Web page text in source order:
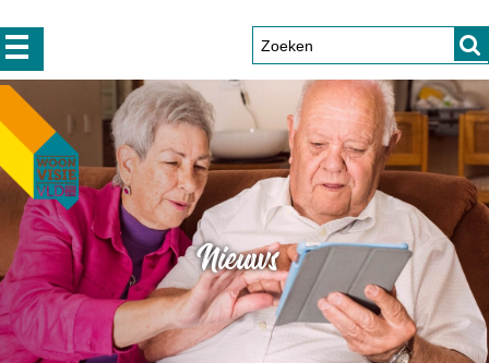
Nieuws